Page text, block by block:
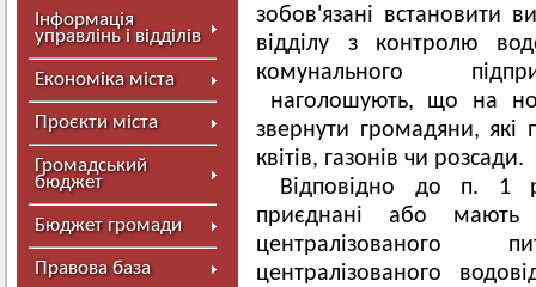
Інформація
управлінь і відділів
Економіка міста
Проєкти міста
Громадський
бюджет
Бюджет громади
Правова база
зобов'язані встановити
відділу з контролю
комунального
наголошують, що на
звернути громадяни, які
квітів, газонів чи розсади.
Відповідно до п. 1
приєднані або
централізованого
централізованого